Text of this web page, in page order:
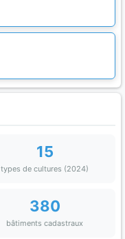
15
types de cultures (2024)
380
bâtiments cadastraux